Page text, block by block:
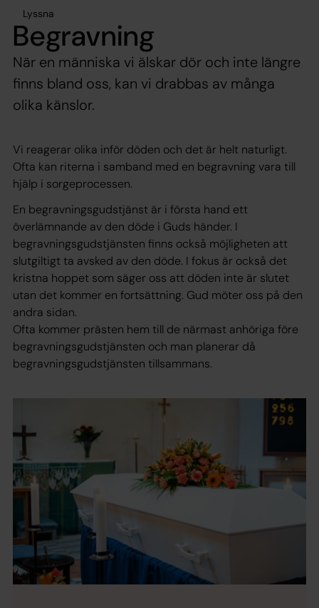
Lyssna
Begravning
När en människa vi älskar dör och inte längre
finns bland oss, kan vi drabbas av många
olika känslor.
Vi reagerar olika inför döden och det är helt naturligt.
Ofta kan riterna i samband med en begravning vara till
hjälp i sorgeprocessen.
En begravningsgudstjänst är i första hand ett
överlämnande av den döde i Guds händer. I
begravningsgudstjänsten finns också möjligheten att
slutgiltigt ta avsked av den döde. I fokus är också det
kristna hoppet som säger oss att döden inte är slutet
utan det kommer en fortsättning. Gud möter oss på den
andra sidan.
Ofta kommer prästen hem till de närmast anhöriga före
begravningsgudstjänsten och man planerar då
begravningsgudstjänsten tillsammans.